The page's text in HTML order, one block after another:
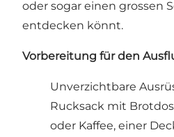
oder sogar einen grossen
entdecken könnt.
Vorbereitung für den
Unverzichtbare
Rucksack mit
oder Kaffee, einer